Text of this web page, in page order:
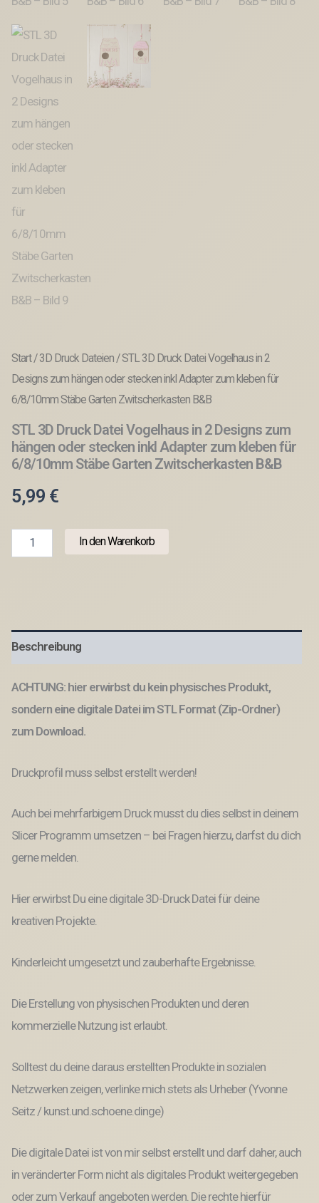
Start/3D Druck Dateien/ STL 3D Druck Datei Vogelhaus in 2
Designs zum hängen oder stecken inkl Adapter zum kleben für
6/8/10mm Stäbe Garten Zwitscherkasten B&B
STL 3D Druck Datei Vogelhaus in 2 Designs zum
hängen oder stecken inkl Adapter zum kleben für
6/8/10mm Stäbe Garten Zwitscherkasten B&B
5,99 €
Designs
zum
stecken
inkl
zum
6/8/10mm
Zwitscherkasten
B&B
In den Warenkorb
Beschreibung
ACHTUNG: hier erwirbst du kein physisches Produkt,
sondern eine digitale Datei im STL Format (Zip-Ordner)
zum Download.
Druckprofil muss selbst erstellt werden!
Auch bei mehrfarbigem Druck musst du dies selbst in deinem
Slicer Programm umsetzen – bei Fragen hierzu, darfst du dich
gerne melden.
Hier erwirbst Du eine digitale 3D-Druck Datei für deine
kreativen Projekte.
Kinderleicht umgesetzt und zauberhafte Ergebnisse.
Die Erstellung von physischen Produkten und deren
kommerzielle Nutzung ist erlaubt.
Solltest du deine daraus erstellten Produkte in sozialen
Netzwerken zeigen, verlinke mich stets als Urheber (Yvonne
Seitz / kunst.und.schoene.dinge)
Die digitale Datei ist von mir selbst erstellt und darf daher, auch
in veränderter Form nicht als digitales Produkt weitergegeben
oder zum Verkauf angeboten werden. Die rechte hierfür